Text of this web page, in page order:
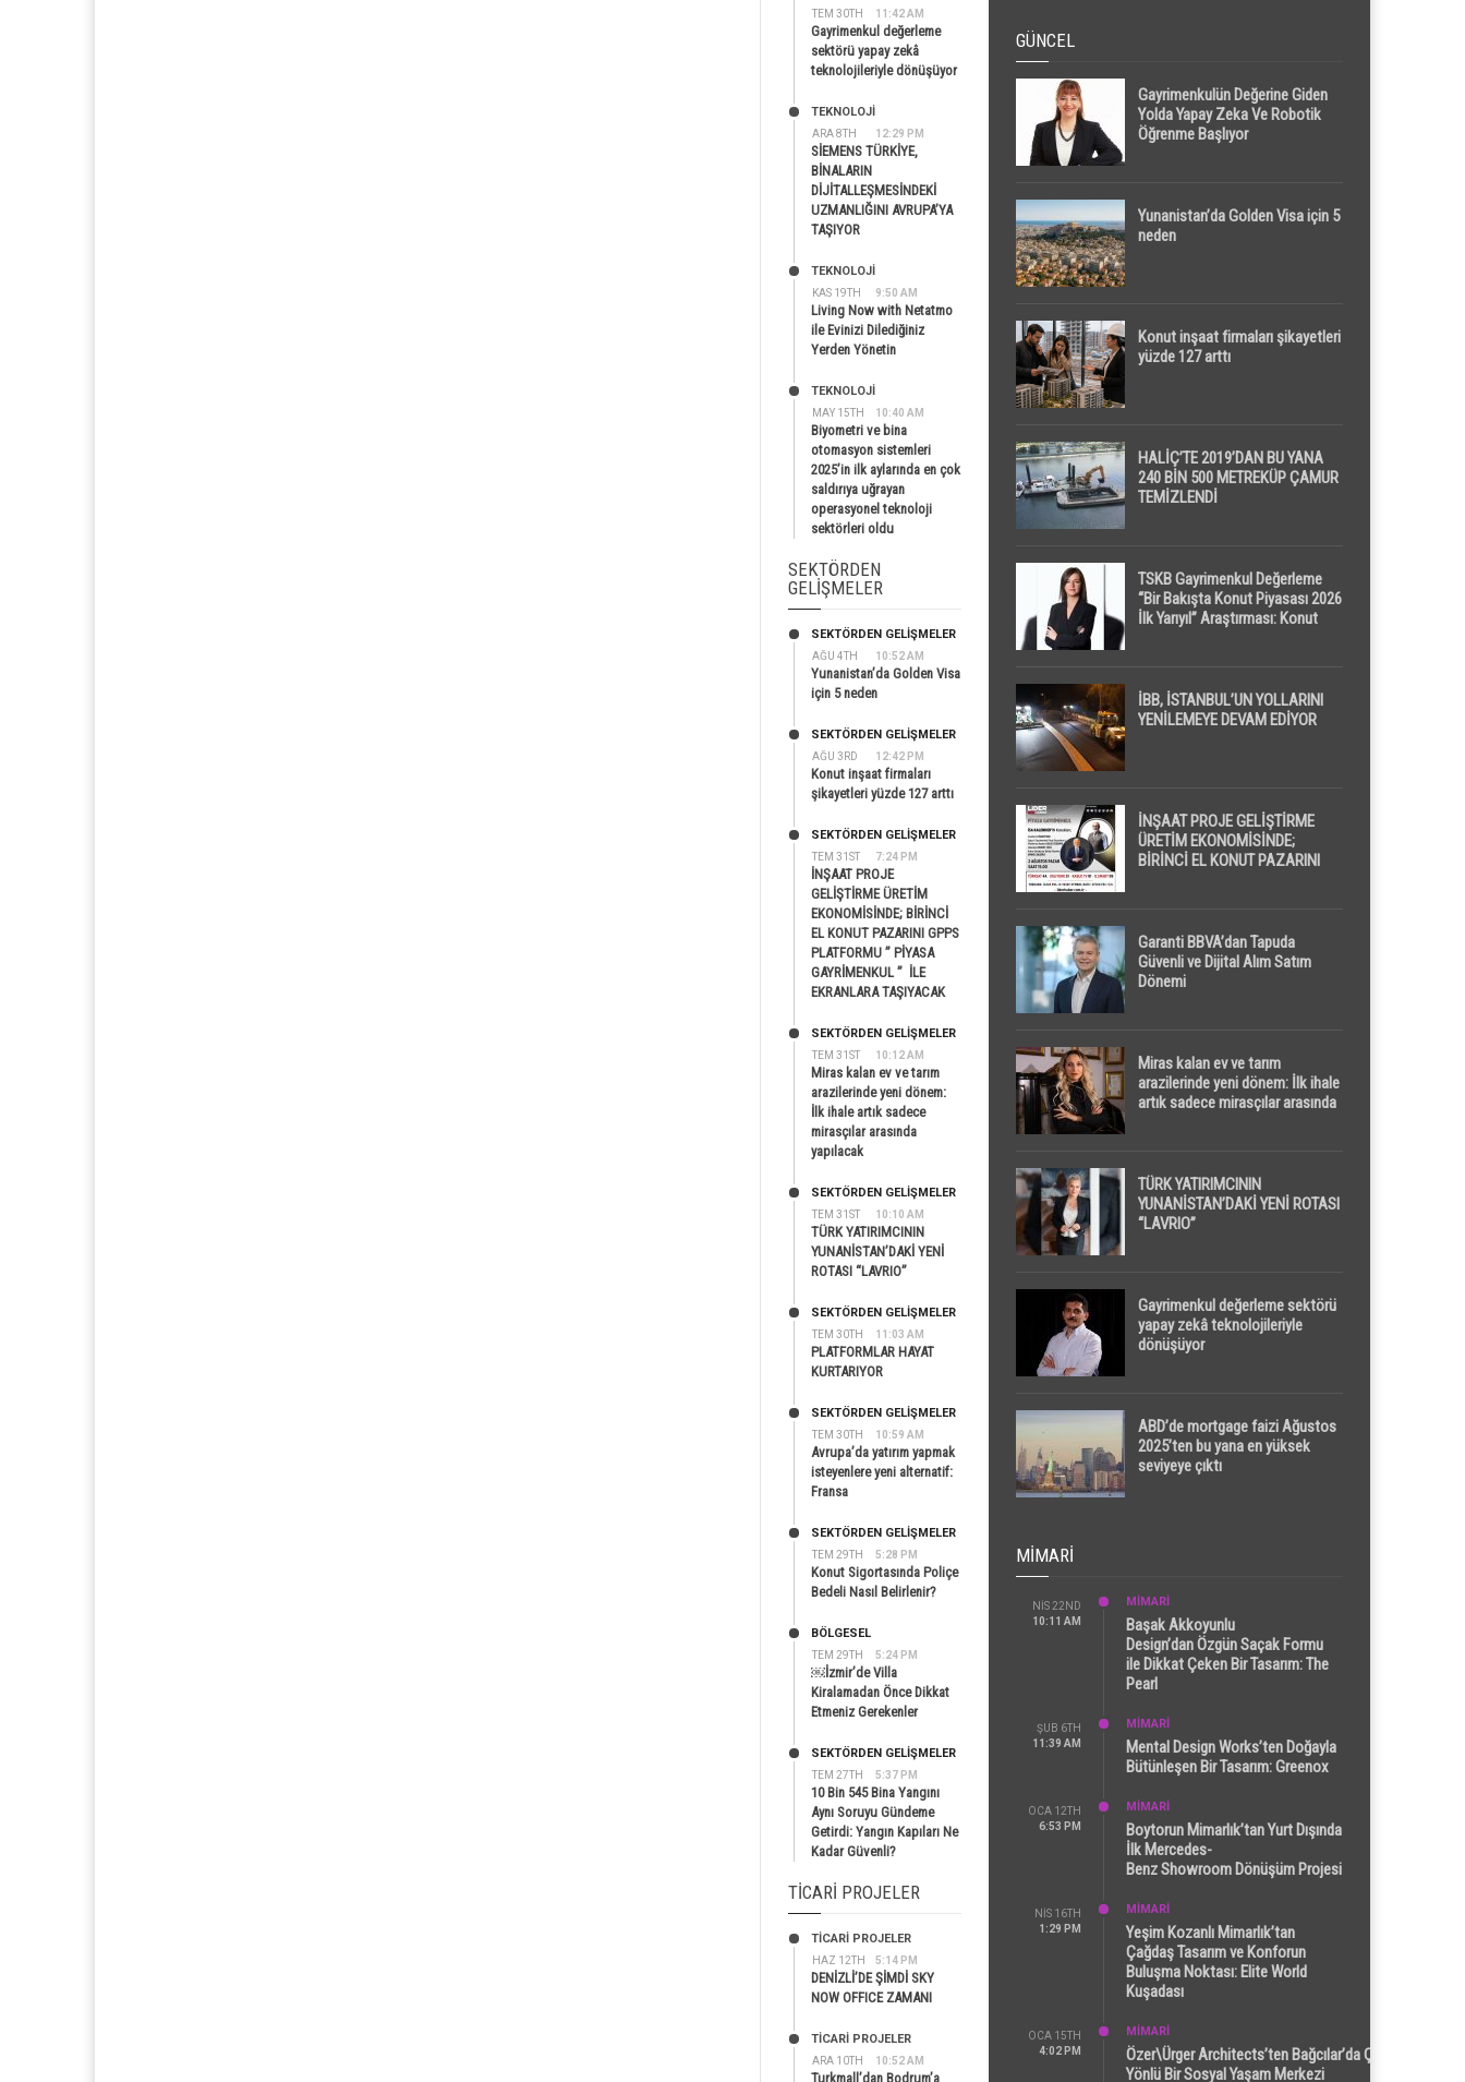
TEM 30TH 11:42 AM
Gayrimenkul değerleme
sektörü yapay zekâ
teknolojileriyle dönüşüyor
ARA 8TH 12:29 PM
TEKNOLOJİ
SİEMENS TÜRKİYE,
BİNALARIN
DİJİTALLEŞMESİNDEKİ
UZMANLIĞINI AVRUPA’YA
TAŞIYOR
KAS 19TH 9:50 AM
TEKNOLOJİ
Living Now with Netatmo
ile Evinizi Dilediğiniz
Yerden Yönetin
MAY 15TH 10:40 AM
TEKNOLOJİ
Biyometri ve bina
otomasyon sistemleri
2025’in ilk aylarında en çok
saldırıya uğrayan
operasyonel teknoloji
sektörleri oldu
SEKTÖRDEN
GELIŞMELER
AĞU 4TH 10:52 AM
SEKTÖRDEN GELIŞMELER
Yunanistan’da Golden Visa
için 5 neden
AĞU 3RD 12:42 PM
SEKTÖRDEN GELIŞMELER
Konut inşaat firmaları
şikayetleri yüzde 127 arttı
TEM 31ST 7:24 PM
SEKTÖRDEN GELIŞMELER
İNŞAAT PROJE
GELİŞTİRME ÜRETİM
EKONOMİSİNDE; BİRİNCİ
EL KONUT PAZARINI GPPS
PLATFORMU ” PİYASA
GAYRİMENKUL ” İLE
EKRANLARA TAŞIYACAK
TEM 31ST 10:12 AM
SEKTÖRDEN GELIŞMELER
Miras kalan ev ve tarım
arazilerinde yeni dönem:
İlk ihale artık sadece
mirasçılar arasında
yapılacak
TEM 31ST 10:10 AM
SEKTÖRDEN GELIŞMELER
TÜRK YATIRIMCININ
YUNANİSTAN’DAKİ YENİ
ROTASI “LAVRIO”
TEM 30TH 11:03 AM
SEKTÖRDEN GELIŞMELER
PLATFORMLAR HAYAT
KURTARIYOR
TEM 30TH 10:59 AM
SEKTÖRDEN GELIŞMELER
Avrupa’da yatırım yapmak
isteyenlere yeni alternatif:
Fransa
TEM 29TH 5:28 PM
SEKTÖRDEN GELIŞMELER
Konut Sigortasında Poliçe
Bedeli Nasıl Belirlenir?
TEM 29TH 5:24 PM
BÖLGESEL
￼İzmir’de Villa
Kiralamadan Önce Dikkat
Etmeniz Gerekenler
TEM 27TH 5:37 PM
SEKTÖRDEN GELIŞMELER
10 Bin 545 Bina Yangını
Aynı Soruyu Gündeme
Getirdi: Yangın Kapıları Ne
Kadar Güvenli?
TICARI PROJELER
HAZ 12TH 5:14 PM
TİCARİ PROJELER
DENİZLİ’DE ŞİMDİ SKY
NOW OFFICE ZAMANI
ARA 10TH 10:52 AM
TİCARİ PROJELER
Turkmall’dan Bodrum’a
GÜNCEL
Gayrimenkulün Değerine Giden
Yolda Yapay Zeka Ve Robotik
Öğrenme Başlıyor
Yunanistan’da Golden Visa için 5
neden
Konut inşaat firmaları şikayetleri
yüzde 127 arttı
HALİÇ’TE 2019’DAN BU YANA
240 BİN 500 METREKÜP ÇAMUR
TEMİZLENDİ
TSKB Gayrimenkul Değerleme
“Bir Bakışta Konut Piyasası 2026
İlk Yarıyıl” Araştırması: Konut
Dikkat Çekti
İBB, İSTANBUL’UN YOLLARINI
YENİLEMEYE DEVAM EDİYOR
İNŞAAT PROJE GELİŞTİRME
ÜRETİM EKONOMİSİNDE;
BİRİNCİ EL KONUT PAZARINI
Garanti BBVA’dan Tapuda
Güvenli ve Dijital Alım Satım
Dönemi
Miras kalan ev ve tarım
arazilerinde yeni dönem: İlk ihale
artık sadece mirasçılar arasında
TÜRK YATIRIMCININ
YUNANİSTAN’DAKİ YENİ ROTASI
“LAVRIO”
Gayrimenkul değerleme sektörü
yapay zekâ teknolojileriyle
dönüşüyor
ABD’de mortgage faizi Ağustos
2025’ten bu yana en yüksek
seviyeye çıktı
MIMARI
NIS 22ND
10:11 AM
MİMARİ
Başak Akkoyunlu
Design’dan Özgün Saçak Formu
ile Dikkat Çeken Bir Tasarım: The
Pearl
ŞUB 6TH
11:39 AM
MİMARİ
Mental Design Works’ten Doğayla
Bütünleşen Bir Tasarım: Greenox
OCA 12TH
6:53 PM
MİMARİ
Boytorun Mimarlık’tan Yurt Dışında
İlk Mercedes-
Benz Showroom Dönüşüm Projesi
NIS 16TH
1:29 PM
MİMARİ
Yeşim Kozanlı Mimarlık’tan
Çağdaş Tasarım ve Konforun
Buluşma Noktası: Elite World
Kuşadası
OCA 15TH
4:02 PM
MİMARİ
Özer\Ürger Architects’ten Bağcılar’da Çok
Yönlü Bir Sosyal Yaşam Merkezi